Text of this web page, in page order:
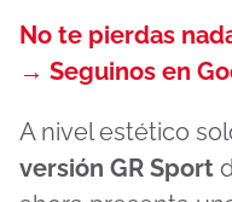
No te pierdas
→ Seguinos en
A nivel estético
versión GR Sport